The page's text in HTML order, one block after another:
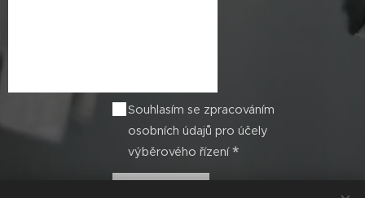
Souhlasím se zpracováním
osobních údajů pro účely
výběrového řízení